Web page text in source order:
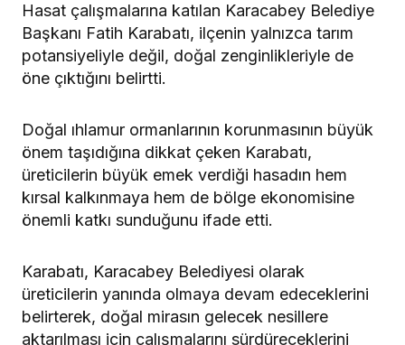
Hasat çalışmalarına katılan Karacabey Belediye
Başkanı Fatih Karabatı, ilçenin yalnızca tarım
potansiyeliyle değil, doğal zenginlikleriyle de
öne çıktığını belirtti.
Doğal ıhlamur ormanlarının korunmasının büyük
önem taşıdığına dikkat çeken Karabatı,
üreticilerin büyük emek verdiği hasadın hem
kırsal kalkınmaya hem de bölge ekonomisine
önemli katkı sunduğunu ifade etti.
Karabatı, Karacabey Belediyesi olarak
üreticilerin yanında olmaya devam edeceklerini
belirterek, doğal mirasın gelecek nesillere
aktarılması için çalışmalarını sürdüreceklerini